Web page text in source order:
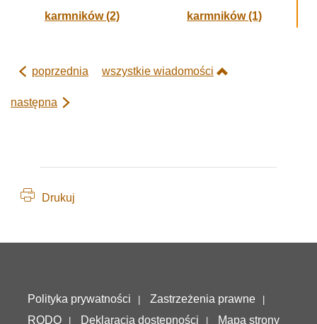
poprzednia wszystkie wiadomości
następna
Drukuj
Polityka prywatności
Zastrzeżenia prawne
RODO
Deklaracja dostępności Mapa strony